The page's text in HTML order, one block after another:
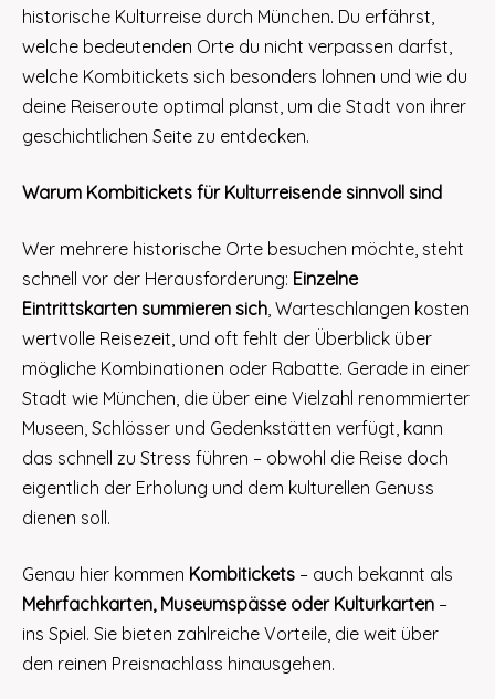
historische Kulturreise durch München. Du erfährst,
welche bedeutenden Orte du nicht verpassen darfst,
welche Kombitickets sich besonders lohnen und wie du
deine Reiseroute optimal planst, um die Stadt von ihrer
geschichtlichen Seite zu entdecken.
Warum Kombitickets für Kulturreisende sinnvoll sind
Wer mehrere historische Orte besuchen möchte, steht
schnell vor der Herausforderung: Einzelne
Eintrittskarten summieren sich, Warteschlangen kosten
wertvolle Reisezeit, und oft fehlt der Überblick über
mögliche Kombinationen oder Rabatte. Gerade in einer
Stadt wie München, die über eine Vielzahl renommierter
Museen, Schlösser und Gedenkstätten verfügt, kann
das schnell zu Stress führen – obwohl die Reise doch
eigentlich der Erholung und dem kulturellen Genuss
dienen soll.
Genau hier kommen Kombitickets – auch bekannt als
Mehrfachkarten, Museumspässe oder Kulturkarten –
ins Spiel. Sie bieten zahlreiche Vorteile, die weit über
den reinen Preisnachlass hinausgehen.